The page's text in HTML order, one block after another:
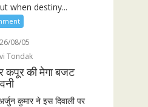
when destiny...
08/05
Tondak
कपूर की मेगा बजट
कुमार ने इस दिवाली पर